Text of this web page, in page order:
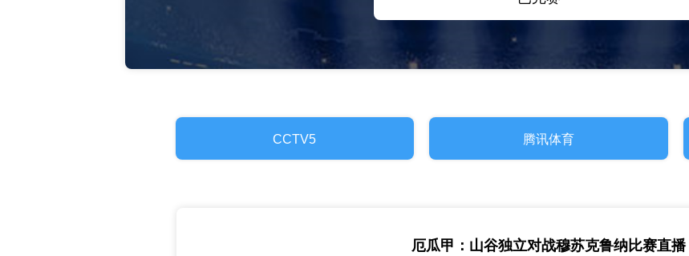
CCTV5 腾讯体育
厄瓜甲：山谷独立对战穆苏克鲁纳比赛直播